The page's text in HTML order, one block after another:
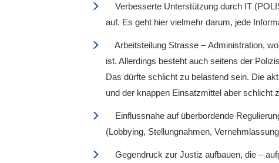
Verbesserte Unterstützung durch IT
auf. Es geht hier vielmehr darum, jede
Arbeitsteilung Strasse – Administration,
ist. Allerdings besteht auch seitens der
Das dürfte schlicht zu belastend sein. Die
und der knappen Einsatzmittel aber schlicht
Einflussnahe auf überbordende
(Lobbying, Stellungnahmen,
Gegendruck zur Justiz aufbauen, die –